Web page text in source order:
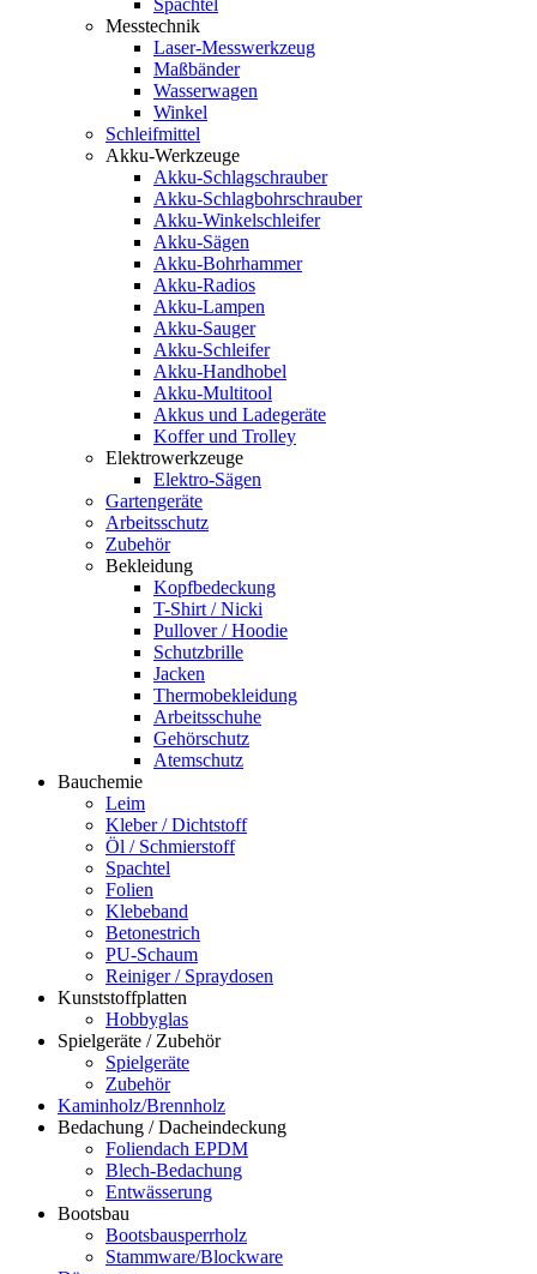
Spachtel
Messtechnik
Laser-Messwerkzeug
Maßbänder
Wasserwagen
Winkel
Schleifmittel
Akku-Werkzeuge
Akku-Schlagschrauber
Akku-Schlagbohrschrauber
Akku-Winkelschleifer
Akku-Sägen
Akku-Bohrhammer
Akku-Radios
Akku-Lampen
Akku-Sauger
Akku-Schleifer
Akku-Handhobel
Akku-Multitool
Akkus und Ladegeräte
Koffer und Trolley
Elektrowerkzeuge
Elektro-Sägen
Gartengeräte
Arbeitsschutz
Zubehör
Bekleidung
Kopfbedeckung
T-Shirt / Nicki
Pullover / Hoodie
Schutzbrille
Jacken
Thermobekleidung
Arbeitsschuhe
Gehörschutz
Atemschutz
Bauchemie
Leim
Kleber / Dichtstoff
Öl / Schmierstoff
Spachtel
Folien
Klebeband
Betonestrich
PU-Schaum
Reiniger / Spraydosen
Kunststoffplatten
Hobbyglas
Spielgeräte / Zubehör
Spielgeräte
Zubehör
Kaminholz/Brennholz
Bedachung / Dacheindeckung
Foliendach EPDM
Blech-Bedachung
Entwässerung
Bootsbau
Bootsbausperrholz
Stammware/Blockware